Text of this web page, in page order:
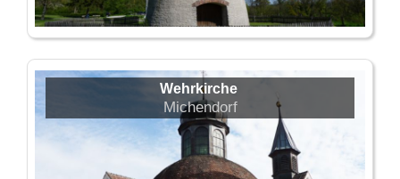
Wehrkirche
Michendorf